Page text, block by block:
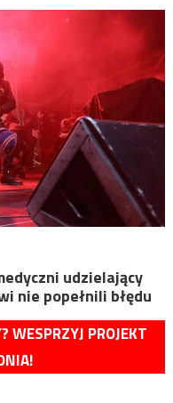
udzielający
nie popełnili błędu
WESPRZYJ PROJEKT